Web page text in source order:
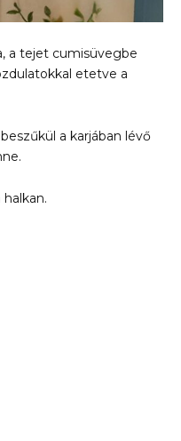
a tejet cumisüvegbe
etetve a
a karjában lévő